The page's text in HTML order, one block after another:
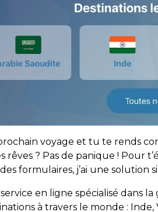
voyage et tu te rends
rêves ? Pas de panique ! Pour
formulaires, j’ai une solution
en ligne spécialisé dans
à travers le monde : Inde,